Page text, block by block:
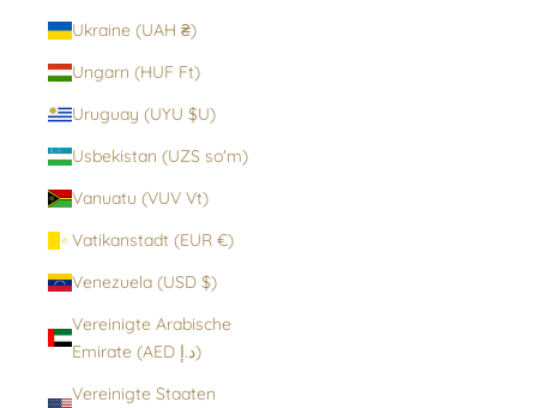
Ukraine (UAH ₴)
Ungarn (HUF Ft)
Uruguay (UYU $U)
Usbekistan (UZS so'm)
Vanuatu (VUV Vt)
Vatikanstadt (EUR €)
Venezuela (USD $)
Vereinigte Arabische
Emirate (AED د.إ)
Vereinigte Staaten